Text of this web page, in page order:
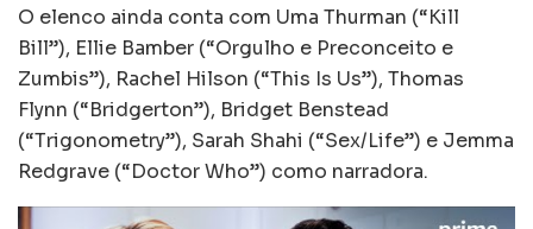
O elenco ainda conta com Uma Thurman (“Kill
Bill”), Ellie Bamber (“Orgulho e Preconceito e
Zumbis”), Rachel Hilson (“This Is Us”), Thomas
Flynn (“Bridgerton”), Bridget Benstead
(“Trigonometry”), Sarah Shahi (“Sex/Life”) e Jemma
Redgrave (“Doctor Who”) como narradora.